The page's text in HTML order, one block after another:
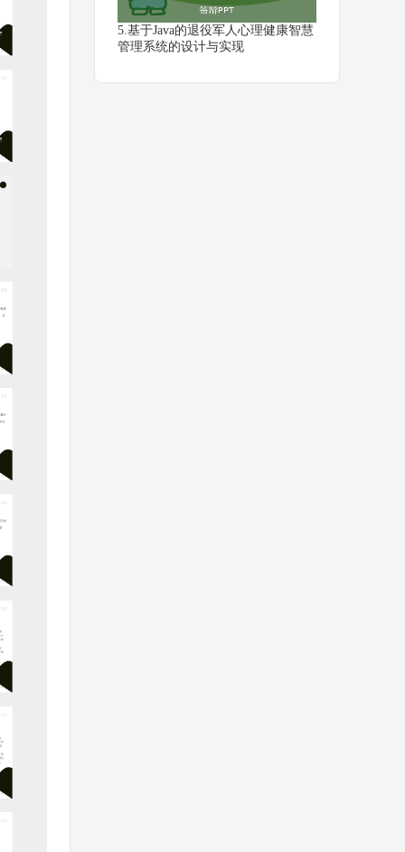
5.基于Java的退役军人心理健康智慧
管理系统的设计与实现